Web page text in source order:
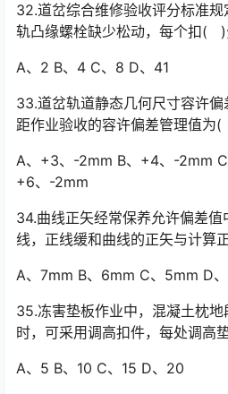
32.道岔综合维修验收评分标准
轨凸缘螺栓缺少松动，每个扣( )
A、2 B、4 C、8 D、41
33.道岔轨道静态几何尺寸容许
距作业验收的容许偏差管理值为(
A、+3、-2mm B、+4、-2mm C
+6、-2mm
34.曲线正矢经常保养允许偏差
线，正线缓和曲线的正矢与计算
A、7mm B、6mm C、5mm D
35.冻害垫板作业中，混凝土枕
时，可采用调高扣件，每处调高
A、5 B、10 C、15 D、20